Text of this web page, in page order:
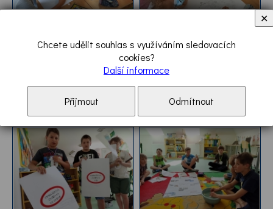
Chcete udělit souhlas s využíváním sledovacích
cookies?
Další informace
Přijmout Odmítnout
✕